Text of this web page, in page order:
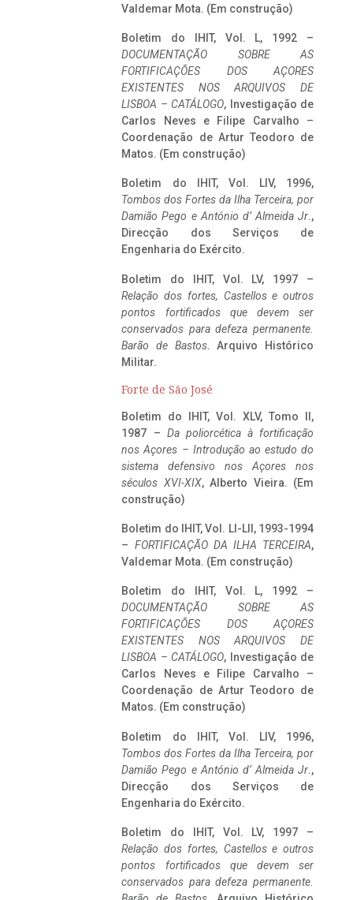
Valdemar Mota. (Em construção)
Boletim do IHIT, Vol. L, 1992 –
DOCUMENTAÇÃO SOBRE AS
FORTIFICAÇÕES DOS AÇORES
EXISTENTES NOS ARQUIVOS DE
LISBOA – CATÁLOGO, Investigação de
Carlos Neves e Filipe Carvalho –
Coordenação de Artur Teodoro de
Matos. (Em construção)
Boletim do IHIT, Vol. LIV, 1996,
Tombos dos Fortes da Ilha Terceira, por
Damião Pego e António d’ Almeida Jr.,
Direcção dos Serviços de
Engenharia do Exército.
Boletim do IHIT, Vol. LV, 1997 –
Relação dos fortes, Castellos e outros
pontos fortificados que devem ser
conservados para defeza permanente.
Barão de Bastos. Arquivo Histórico
Militar.
Forte de São José
Boletim do IHIT, Vol. XLV, Tomo II,
1987 – Da poliorcética à fortificação
nos Açores – Introdução ao estudo do
sistema defensivo nos Açores nos
séculos XVI-XIX, Alberto Vieira. (Em
construção)
Boletim do IHIT, Vol. LI-LII, 1993-1994
– FORTIFICAÇÃO DA ILHA TERCEIRA,
Valdemar Mota. (Em construção)
Boletim do IHIT, Vol. L, 1992 –
DOCUMENTAÇÃO SOBRE AS
FORTIFICAÇÕES DOS AÇORES
EXISTENTES NOS ARQUIVOS DE
LISBOA – CATÁLOGO, Investigação de
Carlos Neves e Filipe Carvalho –
Coordenação de Artur Teodoro de
Matos. (Em construção)
Boletim do IHIT, Vol. LIV, 1996,
Tombos dos Fortes da Ilha Terceira, por
Damião Pego e António d’ Almeida Jr.,
Direcção dos Serviços de
Engenharia do Exército.
Boletim do IHIT, Vol. LV, 1997 –
Relação dos fortes, Castellos e outros
pontos fortificados que devem ser
conservados para defeza permanente.